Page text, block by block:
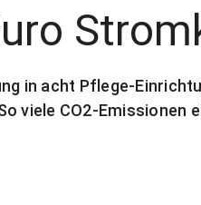
in acht Pflege-
viele CO2-Emissionen